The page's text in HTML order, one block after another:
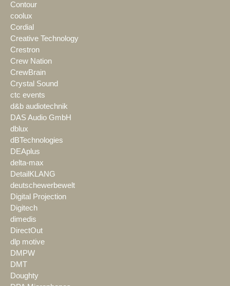
Contour
coolux
Cordial
Creative Technology
Crestron
Crew Nation
CrewBrain
Crystal Sound
ctc events
d&b audiotechnik
DAS Audio GmbH
dblux
dBTechnologies
DEAplus
delta-max
DetailKLANG
deutschewerbewelt
Digital Projection
Digitech
dimedis
DirectOut
dlp motive
DMPW
DMT
Doughty